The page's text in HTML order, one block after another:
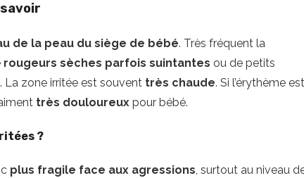
de la peau du siège de bébé. Très fréquent la
rougeurs sèches parfois suintantes ou de petits
La zone irritée est souvent très chaude. Si l’érythème est
très douloureux pour bébé.
?
plus fragile face aux agressions, surtout au niveau